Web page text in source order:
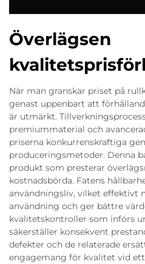
Överlägsen
När man granskar priset på
genast uppenbart att
är utmärkt.
premiummaterial och
priserna konkurrenskraftiga
produceringsmetoder. Denna
produkt som presterar
kostnadsbörda. Fatens
användningsliv, vilket effektivt
användning och ger bättre
kvalitetskontroller som införs
säkerställer konsekvent
defekter och de relaterade
engagemang för kvalitet vid